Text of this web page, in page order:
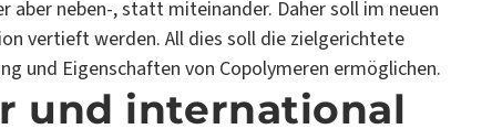
aber neben-, statt miteinander. Daher soll im neuen
vertieft werden. All dies soll die zielgerichtete
und Eigenschaften von Copolymeren ermöglichen.
und international